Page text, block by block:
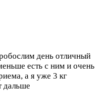
день отличный
есть с ним и очень
а я уже 3 кг
дальше